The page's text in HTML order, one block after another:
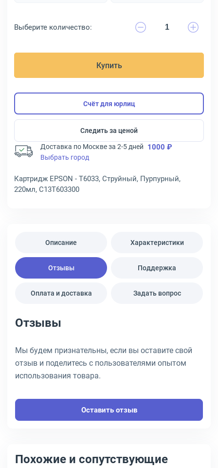
Выберите количество:
Купить
Счёт для юрлиц
Следить за ценой
Доставка по Москве за 2-5 дней 1000 ₽
Выбрать город
Картридж EPSON - T6033, Струйный, Пурпурный,
220мл, C13T603300
Описание Характеристики
Отзывы Поддержка
Оплата и доставка Задать вопрос
Отзывы
Мы будем признательны, если вы оставите свой
отзыв и поделитесь с пользователями опытом
использования товара.
Оставить отзыв
Похожие и сопутствующие